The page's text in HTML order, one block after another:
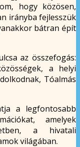
hogy közösen,
irányba fejlesszük
bátran épít
az összefogás:
a helyi
Tóalmás
a legfontosabb
amelyek
a hivatali
világában.